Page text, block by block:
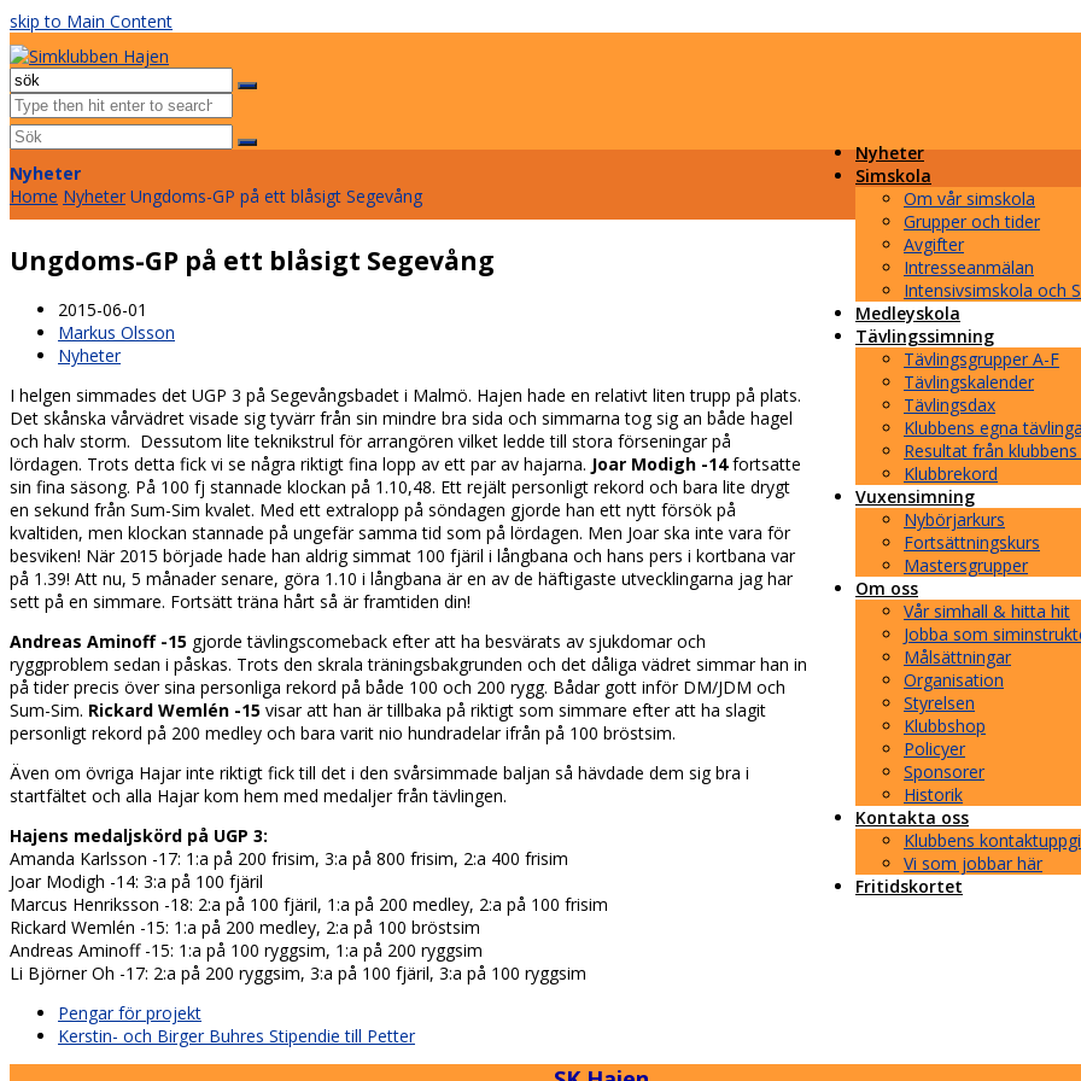
skip to Main Content
Facebook
Instagram
Email
Open
Mobile
Menu
Nyheter
Simskola
Om vår simskola
Grupper och tider
Avgifter
Intresseanmälan
Intensivsimskola och
Medleyskola
Tävlingssimning
Tävlingsgrupper A-F
Tävlingskalender
Tävlingsdax
Klubbens egna
Resultat från
Klubbrekord
Vuxensimning
Nybörjarkurs
Fortsättningskurs
Mastersgrupper
Om oss
Vår simhall & hitta hit
Jobba som
Målsättningar
Organisation
Styrelsen
Klubbshop
Policyer
Sponsorer
Historik
Kontakta oss
Klubbens
Vi som jobbar här
Fritidskortet
Sök
Submit
Nyheter
Home Nyheter Ungdoms-GP på ett blåsigt Segevång
Ungdoms-GP på ett blåsigt Segevång
2015-06-01
Markus Olsson
Nyheter
I helgen simmades det UGP 3 på Segevångsbadet i Malmö. Hajen hade en relativt liten trupp på plats.
Det skånska vårvädret visade sig tyvärr från sin mindre bra sida och simmarna tog sig an både hagel
och halv storm. Dessutom lite teknikstrul för arrangören vilket ledde till stora förseningar på
lördagen. Trots detta fick vi se några riktigt fina lopp av ett par av hajarna. Joar Modigh -14fortsatte
sin fina säsong. På 100 fj stannade klockan på 1.10,48. Ett rejält personligt rekord och bara lite drygt
en sekund från Sum-Sim kvalet. Med ett extralopp på söndagen gjorde han ett nytt försök på
kvaltiden, men klockan stannade på ungefär samma tid som på lördagen. Men Joar ska inte vara för
besviken! När 2015 började hade han aldrig simmat 100 fjäril i långbana och hans pers i kortbana var
på 1.39! Att nu, 5 månader senare, göra 1.10 i långbana är en av de häftigaste utvecklingarna jag har
sett på en simmare. Fortsätt träna hårt så är framtiden din!
Andreas Aminoff -15 gjorde tävlingscomeback efter att ha besvärats av sjukdomar och
ryggproblem sedan i påskas. Trots den skrala träningsbakgrunden och det dåliga vädret simmar han in
på tider precis över sina personliga rekord på både 100 och 200 rygg. Bådar gott inför DM/JDM och
Sum-Sim. Rickard Wemlén -15 visar att han är tillbaka på riktigt som simmare efter att ha slagit
personligt rekord på 200 medley och bara varit nio hundradelar ifrån på 100 bröstsim.
Även om övriga Hajar inte riktigt fick till det i den svårsimmade baljan så hävdade dem sig bra i
startfältet och alla Hajar kom hem med medaljer från tävlingen.
Hajens medaljskörd på UGP 3:
Amanda Karlsson -17: 1:a på 200 frisim, 3:a på 800 frisim, 2:a 400 frisim
Joar Modigh -14: 3:a på 100 fjäril
Marcus Henriksson -18: 2:a på 100 fjäril, 1:a på 200 medley, 2:a på 100 frisim
Rickard Wemlén -15: 1:a på 200 medley, 2:a på 100 bröstsim
Andreas Aminoff -15: 1:a på 100 ryggsim, 1:a på 200 ryggsim
Li Björner Oh -17: 2:a på 200 ryggsim, 3:a på 100 fjäril, 3:a på 100 ryggsim
previous
post:
Pengar för projekt
next
Kerstin- och Birger Buhres Stipendie till Petter